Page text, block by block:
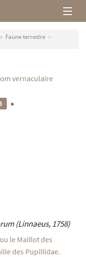
Faune terrestre
vernaculaire
»
(Linnaeus, 1758)
le Maillot des
des Pupillidae.